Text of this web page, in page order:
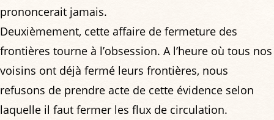
prononcerait jamais.
Deuxièmement, cette affaire de fermeture des
frontières tourne à l’obsession. A l’heure où tous nos
voisins ont déjà fermé leurs frontières, nous
refusons de prendre acte de cette évidence selon
laquelle il faut fermer les flux de circulation.